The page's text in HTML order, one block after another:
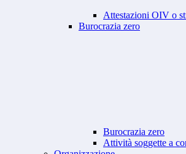
Attestazioni OIV o
Burocrazia zero
Burocrazia zero
Attività soggette a